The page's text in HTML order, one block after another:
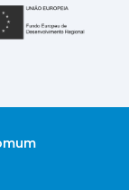
Portuguesa